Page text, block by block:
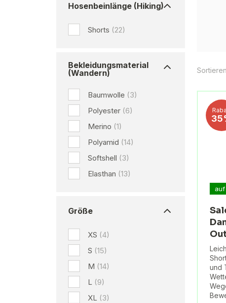
Hosenbeinlänge (Hiking)
Shorts (22)
Bekleidungsmaterial
(Wandern)
Baumwolle (3)
Polyester (6)
Merino (1)
Polyamid (14)
Softshell (3)
Elasthan (13)
Größe
XS (4)
S (15)
M (14)
L (9)
XL (3)
und